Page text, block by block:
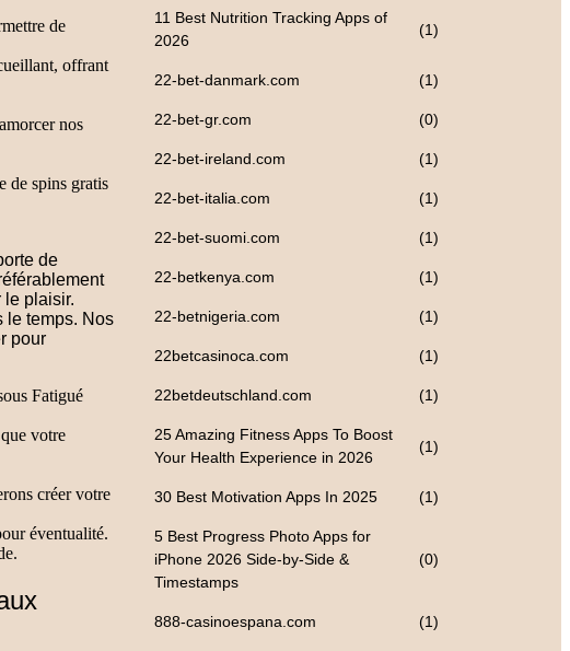
de
offrant
nos
de spins gratis
de
le plaisir.
le temps. Nos
pour
Fatigué
votre
créer votre
éventualité.
11 Best Nutrition Tracking Apps of
2026
(1)
22-bet-danmark.com (1)
22-bet-gr.com (0)
22-bet-ireland.com (1)
22-bet-italia.com (1)
22-bet-suomi.com (1)
22-betkenya.com (1)
22-betnigeria.com (1)
22betcasinoca.com (1)
22betdeutschland.com (1)
25 Amazing Fitness Apps To Boost
Your Health Experience in 2026
(1)
30 Best Motivation Apps In 2025 (1)
5 Best Progress Photo Apps for
iPhone 2026 Side-by-Side &
Timestamps
(0)
888-casinoespana.com (1)